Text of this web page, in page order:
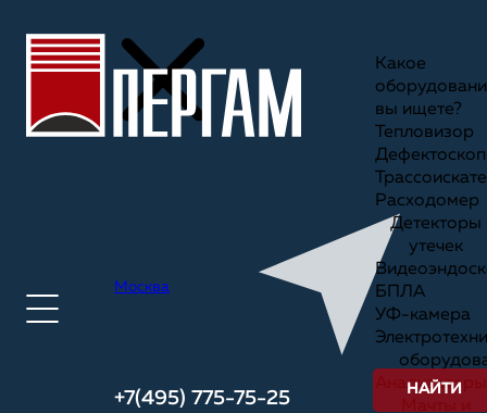
Москва
+7(495) 775-75-25
Какое
вы ищете?
Тепловизор
Дефектоскоп
Расходомер
Детекторы
утечек
БПЛА
УФ-камера
Анализаторы
НАЙТИ